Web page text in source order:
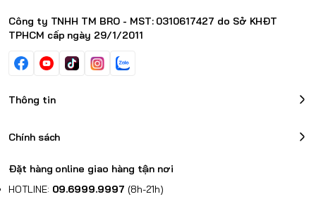
Công ty TNHH TM BRO - MST: 0310617427 do Sở KHĐT
TPHCM cấp ngày 29/1/2011
Thông tin
Chính sách
Đặt hàng online giao hàng tận nơi
HOTLINE: 09.6999.9997 (8h-21h)